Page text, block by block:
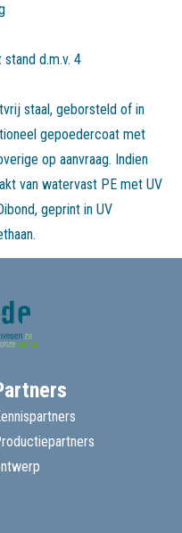
d.m.v. 4
staal, geborsteld of in
gepoedercoat met
op aanvraag. Indien
van watervast PE met UV
geprint in UV